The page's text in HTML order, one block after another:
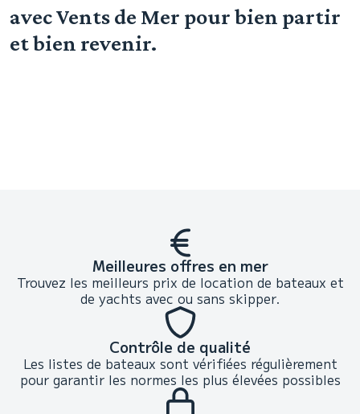
avec Vents de Mer pour bien partir
et bien revenir.
Meilleures offres en mer
Trouvez les meilleurs prix de location de bateaux et
de yachts avec ou sans skipper.
Contrôle de qualité
Les listes de bateaux sont vérifiées régulièrement
pour garantir les normes les plus élevées possibles